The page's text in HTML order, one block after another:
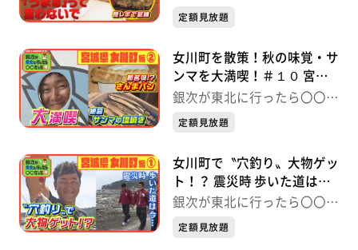
った件
定額見放題
女川町を散策！秋の味覚・サ
ンマを大満喫！＃１０ 宮城
県女川町編② 銀次が東北に
銀次が東北に行ったら〇〇だ
った件
定額見放題
女川町で〝穴釣り〟大物ゲッ
ト！？ 震災時 歩いた道は
今… ＃9 宮城県女川町編①
った件
銀次が東北に行ったら〇〇だ
った件
定額見放題